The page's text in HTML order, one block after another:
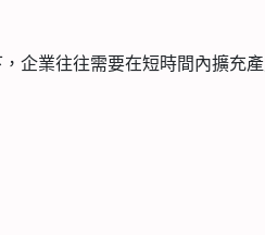
企業往往需要在短時間內擴充